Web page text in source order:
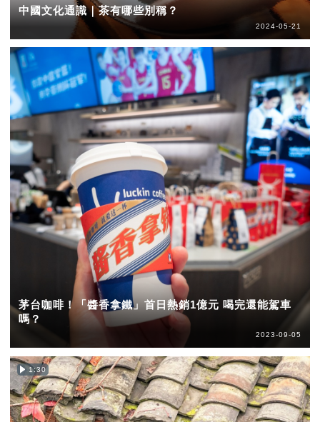
中國文化通識｜茶有哪些別稱？
2024-05-21
茅台咖啡！「醬香拿鐵」首日熱銷1億元 喝完還能駕車
嗎？
2023-09-05
1:30